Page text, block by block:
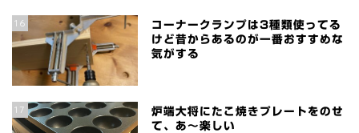
16
コーナークランプは3種類使ってる
けど昔からあるのが一番おすすめな
気がする
17
炉端大将にたこ焼きプレートをのせ
て、あ～楽しい